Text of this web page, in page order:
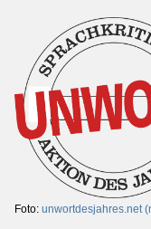
Foto: unwortdesjahres.net